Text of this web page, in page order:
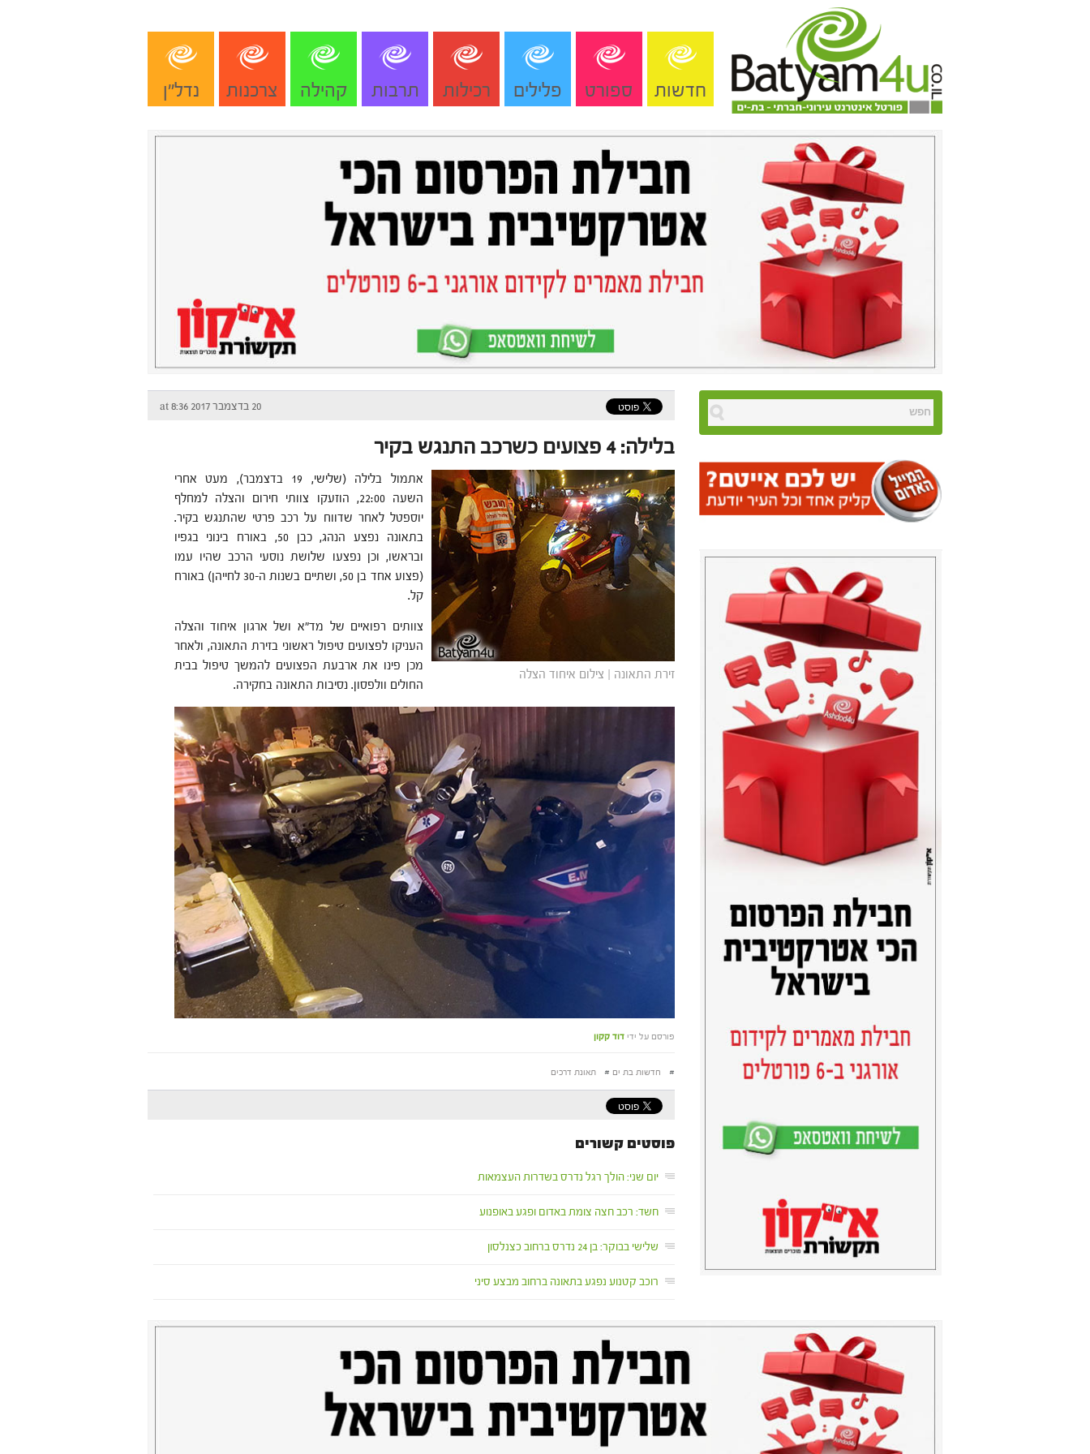
חדשות ספורט פלילים רכילות תרבות קהילה צרכנות נדל"ן
20 בדצמבר 2017 at 8:36
בלילה: 4 פצועים כשרכב התנגש בקיר
זירת התאונה | צילום איחוד הצלה
אתמול בלילה (שלישי, 19 בדצמבר), מעט אחרי
השעה 22:00, הוזעקו צוותי חירום והצלה למחלף
יוספטל לאחר שדווח על רכב פרטי שהתנגש בקיר.
בתאונה נפצע הנהג, כבן 50, באורח בינוני בגפיו
ובראשו, וכן נפצעו שלושת נוסעי הרכב שהיו עמו
(פצוע אחד בן 50, ושתיים בשנות ה-30 לחייהן) באורח
קל.
צוותים רפואיים של מד"א ושל ארגון איחוד והצלה
העניקו לפצועים טיפול ראשוני בזירת התאונה, ולאחר
מכן פינו את ארבעת הפצועים להמשך טיפול בבית
החולים וולפסון. נסיבות התאונה בחקירה.
פורסם על ידי דוד קקון
# חדשות בת ים # תאונת דרכים
פוסטים קשורים
יום שני: הולך רגל נדרס בשדרות העצמאות
חשד: רכב חצה צומת באדום ופגע באופנוע
שלישי בבוקר: בן 24 נדרס ברחוב כצנלסון
רוכב קטנוע נפגע בתאונה ברחוב מבצע סיני